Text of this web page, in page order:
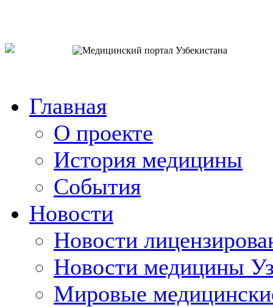
Главная
О проекте
История медицины
События
Новости
Новости
Новости медицины
Мировые